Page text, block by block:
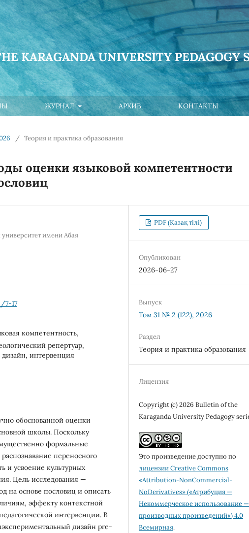
KARAGANDA UNIVERSITY PEDAGOGY
ЖУРНАЛ АРХИВ КОНТАКТЫ
/ Теория и практика образования
оценки языковой компетентности
имени Абая
7-17
компетентность,
репертуар,
интервенция
обоснованной оценки
школы. Поскольку
формальные
переносного
и усвоение культурных
Цель исследования —
на основе пословиц и описать
эффекту контекстной
интервенции. В
дизайн pre-
PDF (Қазақ тілі)
Опубликован
2026-06-27
Выпуск
Том 31 № 2 (122), 2026
Раздел
Теория и практика образования
Лицензия
Copyright (c) 2026 Bulletin of the
Karaganda University Pedagogy
Это произведение доступно по
лицензии Creative Commons
«Attribution-NonCommercial-
NoDerivatives» («Атрибуция —
Некоммерческое использование
производных произведений») 4.0
Всемирная.